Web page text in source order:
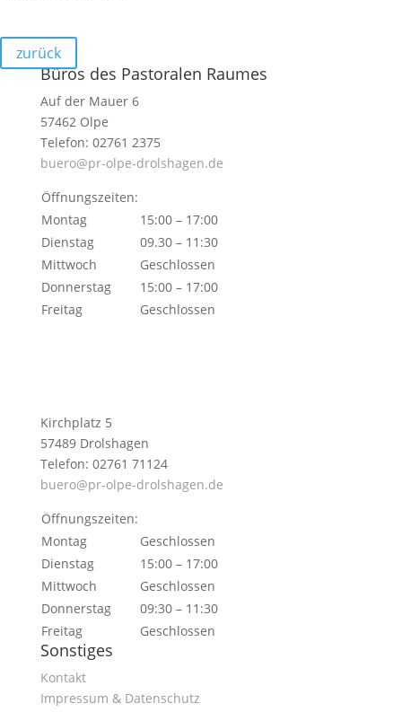
zurück
Büros des Pastoralen Raumes
Auf der Mauer 6
57462 Olpe
Telefon: 02761 2375
buero@pr-olpe-drolshagen.de
Öffnungszeiten:
Montag
15:00 – 17:00
Dienstag
09.30 – 11:30
Mittwoch
Geschlossen
Donnerstag
15:00 – 17:00
Freitag
Geschlossen
Kirchplatz 5
57489 Drolshagen
Telefon: 02761 71124
buero@pr-olpe-drolshagen.de
Öffnungszeiten:
Montag
Geschlossen
Dienstag
15:00 – 17:00
Mittwoch
Geschlossen
Donnerstag
09:30 – 11:30
Freitag
Geschlossen
Sonstiges
Kontakt
Impressum & Datenschutz